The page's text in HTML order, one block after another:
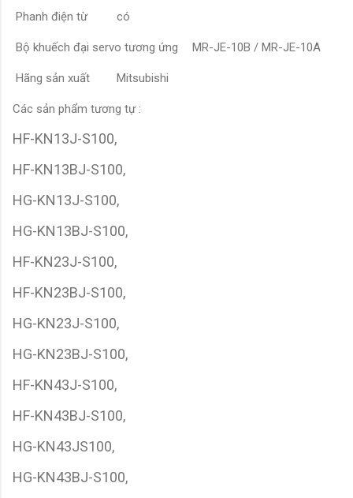
Phanh điện từ có
Bộ khuếch đại servo tương ứng MR-JE-10B / MR-JE-10A
Hãng sản xuất Mitsubishi
Các sản phẩm tương tự :
HF-KN13J-S100,
HF-KN13BJ-S100,
HG-KN13J-S100,
HG-KN13BJ-S100,
HF-KN23J-S100,
HF-KN23BJ-S100,
HG-KN23J-S100,
HG-KN23BJ-S100,
HF-KN43J-S100,
HF-KN43BJ-S100,
HG-KN43JS100,
HG-KN43BJ-S100,